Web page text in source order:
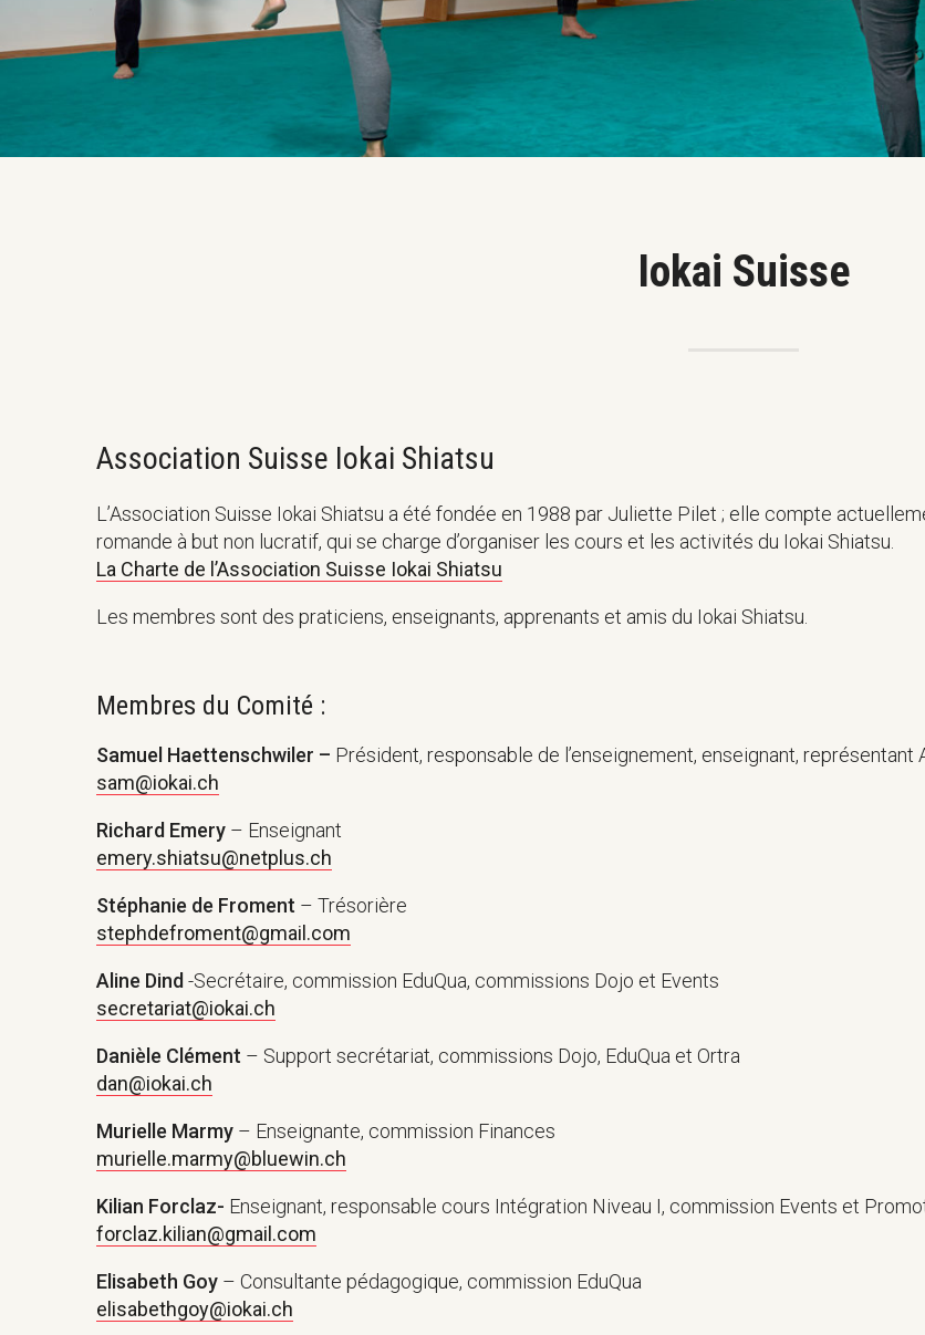
Suisse
Iokai Suisse
Association Suisse Iokai Shiatsu
L’Association Suisse Iokai Shiatsu a été fondée en 1988 par Juliette Pilet ; elle compte
romande à but non lucratif, qui se charge d’organiser les cours et les activités du Iokai Shiatsu.
La Charte de l’Association Suisse Iokai Shiatsu
Les membres sont des praticiens, enseignants, apprenants et amis du Iokai Shiatsu.
Membres du Comité :
Samuel Haettenschwiler – Président, responsable de l’enseignement, enseignant, représentant
sam@iokai.ch
Richard Emery – Enseignant
emery.shiatsu@netplus.ch
Stéphanie de Froment – Trésorière
stephdefroment@gmail.com
Aline Dind-Secrétaire, commission EduQua, commissions Dojo et Events
secretariat@iokai.ch
Danièle Clément – Support secrétariat, commissions Dojo, EduQua et Ortra
dan@iokai.ch
Murielle Marmy – Enseignante, commission Finances
murielle.marmy@bluewin.ch
Kilian Forclaz- Enseignant, responsable cours Intégration Niveau I, commission Events et
forclaz.kilian@gmail.com
Elisabeth Goy – Consultante pédagogique, commission EduQua
elisabethgoy@iokai.ch